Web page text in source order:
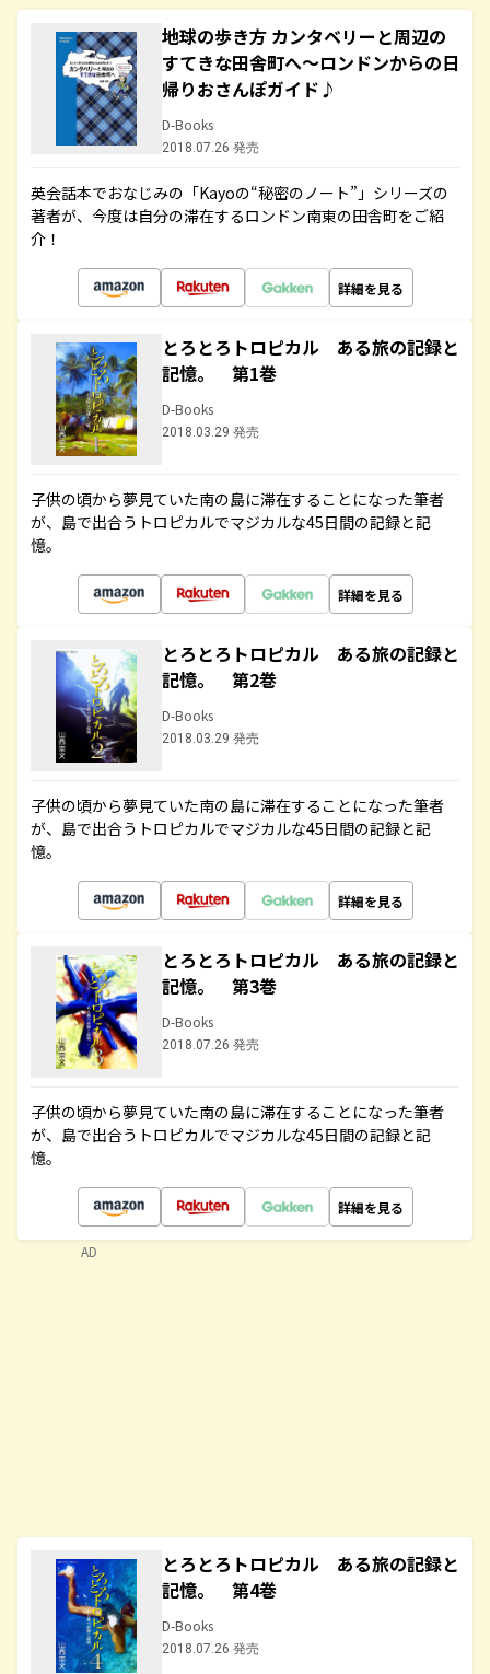
地球の歩き方 カンタベリーと周辺の
すてきな田舎町へ～ロンドンからの日
帰りおさんぽガイド♪
D-Books
2018.07.26 発売
英会話本でおなじみの「Kayoの“秘密のノート”」シリーズの
著者が、今度は自分の滞在するロンドン南東の田舎町をご紹
介！
詳細を見る
とろとろトロピカル ある旅の記録と
記憶。 第1巻
D-Books
2018.03.29 発売
子供の頃から夢見ていた南の島に滞在することになった筆者
が、島で出合うトロピカルでマジカルな45日間の記録と記
憶。
詳細を見る
とろとろトロピカル ある旅の記録と
記憶。 第2巻
D-Books
2018.03.29 発売
子供の頃から夢見ていた南の島に滞在することになった筆者
が、島で出合うトロピカルでマジカルな45日間の記録と記
憶。
詳細を見る
とろとろトロピカル ある旅の記録と
記憶。 第3巻
D-Books
2018.07.26 発売
子供の頃から夢見ていた南の島に滞在することになった筆者
が、島で出合うトロピカルでマジカルな45日間の記録と記
憶。
詳細を見る
とろとろトロピカル ある旅の記録と
記憶。 第4巻
D-Books
2018.07.26 発売
AD